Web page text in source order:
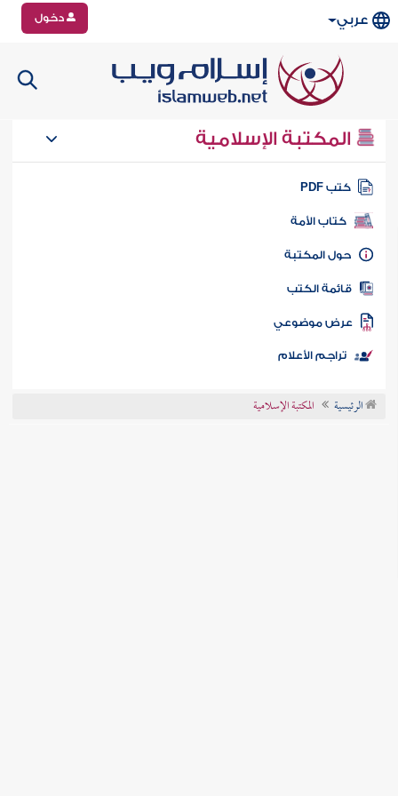
عربي دخول
المكتبة الإسلامية
كتب PDF
كتاب الأمة
المكتبة
الكتب
موضوعي
تراجم الأعلام
الرئيسية المكتبة الإسلامية